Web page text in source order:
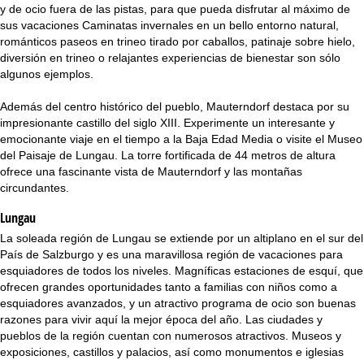
i
n
c
i
p
a
y de ocio fuera de las pistas, para que pueda disfrutar al máximo de
sus vacaciones Caminatas invernales en un bello entorno natural,
románticos paseos en trineo tirado por caballos, patinaje sobre hielo,
diversión en trineo o relajantes experiencias de bienestar son sólo
algunos ejemplos.
Además del centro histórico del pueblo, Mauterndorf destaca por su
impresionante castillo del siglo XIII. Experimente un interesante y
emocionante viaje en el tiempo a la Baja Edad Media o visite el Museo
del Paisaje de Lungau. La torre fortificada de 44 metros de altura
ofrece una fascinante vista de Mauterndorf y las montañas
circundantes.
Lungau
La soleada región de Lungau se extiende por un altiplano en el sur del
País de Salzburgo y es una maravillosa región de vacaciones para
esquiadores de todos los niveles. Magníficas estaciones de esquí, que
ofrecen grandes oportunidades tanto a familias con niños como a
esquiadores avanzados, y un atractivo programa de ocio son buenas
razones para vivir aquí la mejor época del año. Las ciudades y
pueblos de la región cuentan con numerosos atractivos. Museos y
exposiciones, castillos y palacios, así como monumentos e iglesias